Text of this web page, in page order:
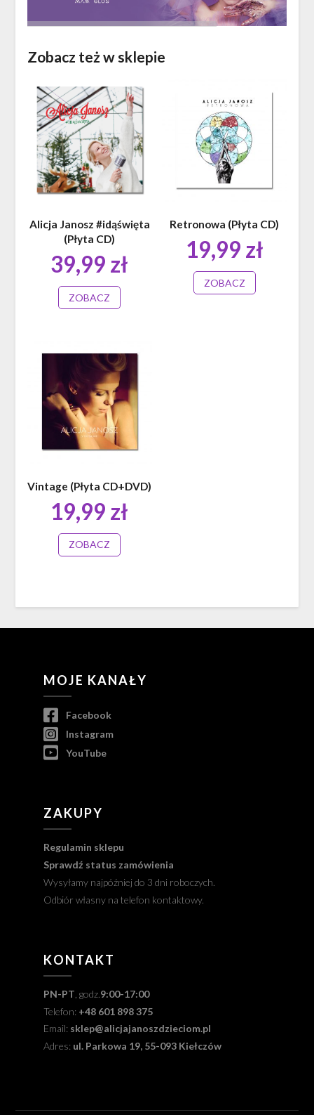
Zobacz też w sklepie
Alicja Janosz #idąświęta
(Płyta CD)
39,99 zł
ZOBACZ
Retronowa (Płyta CD)
19,99 zł
ZOBACZ
Vintage (Płyta CD+DVD)
19,99 zł
ZOBACZ
MOJE KANAŁY
Facebook
Instagram
YouTube
ZAKUPY
Regulamin sklepu
Sprawdź status zamówienia
Wysyłamy najpóźniej do 3 dni roboczych.
Odbiór własny na telefon kontaktowy.
KONTAKT
PN-PT , godz.9:00-17:00
Telefon: +48 601 898 375
Email: sklep@alicjajanoszdzieciom.pl
Adres: ul. Parkowa 19, 55-093 Kiełczów